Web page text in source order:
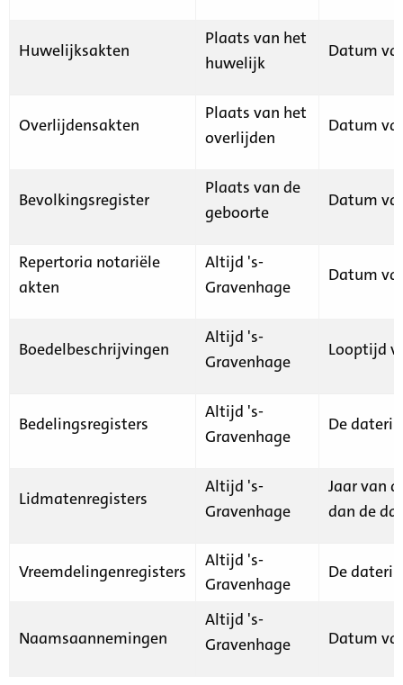
Huwelijksakten
Plaats van het
huwelijk
Datum
Overlijdensakten
Plaats van het
overlijden
Datum
Bevolkingsregister
Plaats van de
geboorte
Datum
Repertoria notariële
akten
Altijd 's-
Gravenhage
Datum
Boedelbeschrijvingen
Altijd 's-
Gravenhage
Looptijd
Bedelingsregisters
Altijd 's-
Gravenhage
De
Lidmatenregisters
Altijd 's-
Gravenhage
Jaar van
dan de
Vreemdelingenregisters
Altijd 's-
Gravenhage
De
Naamsaannemingen
Altijd 's-
Gravenhage
Datum